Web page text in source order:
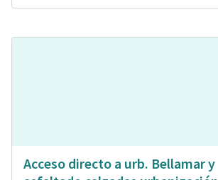
Acceso directo a urb. Bellamar y